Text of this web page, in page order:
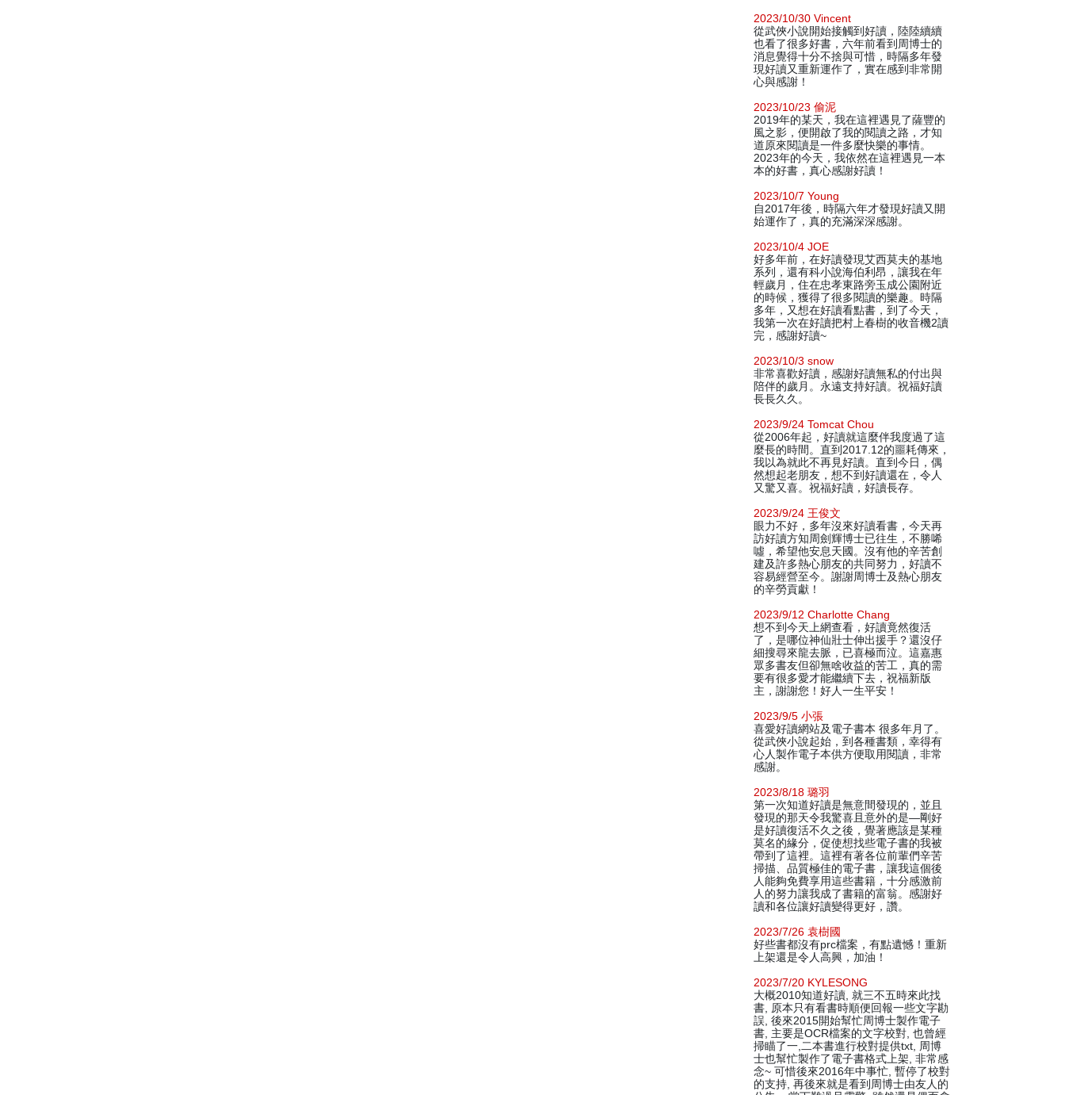
2023/10/30 Vincent
從武俠小說開始接觸到好讀，陸陸續續
也看了很多好書，六年前看到周博士的
消息覺得十分不捨與可惜，時隔多年發
現好讀又重新運作了，實在感到非常開
心與感謝！
2023/10/23 偷泥
2019年的某天，我在這裡遇見了薩豐的
風之影，便開啟了我的閱讀之路，才知
道原來閱讀是一件多麼快樂的事情。
2023年的今天，我依然在這裡遇見一本
本的好書，真心感謝好讀！
2023/10/7 Young
自2017年後，時隔六年才發現好讀又開
始運作了，真的充滿深深感謝。
2023/10/4 JOE
好多年前，在好讀發現艾西莫夫的基地
系列，還有科小說海伯利昂，讓我在年
輕歲月，住在忠孝東路旁玉成公園附近
的時候，獲得了很多閱讀的樂趣。時隔
多年，又想在好讀看點書，到了今天，
我第一次在好讀把村上春樹的收音機2讀
完，感謝好讀~
2023/10/3 snow
非常喜歡好讀，感謝好讀無私的付出與
陪伴的歲月。永遠支持好讀。祝福好讀
長長久久。
2023/9/24 Tomcat Chou
從2006年起，好讀就這麼伴我度過了這
麼長的時間。直到2017.12的噩耗傳來，
我以為就此不再見好讀。直到今日，偶
然想起老朋友，想不到好讀還在，令人
又驚又喜。祝福好讀，好讀長存。
2023/9/24 王俊文
眼力不好，多年沒來好讀看書，今天再
訪好讀方知周劍輝博士已往生，不勝唏
噓，希望他安息天國。沒有他的辛苦創
建及許多熱心朋友的共同努力，好讀不
容易經營至今。謝謝周博士及熱心朋友
的辛勞貢獻！
2023/9/12 Charlotte Chang
想不到今天上網查看，好讀竟然復活
了，是哪位神仙壯士伸出援手？還沒仔
細搜尋來龍去脈，已喜極而泣。這嘉惠
眾多書友但卻無啥收益的苦工，真的需
要有很多愛才能繼續下去，祝福新版
主，謝謝您！好人一生平安！
2023/9/5 小張
喜愛好讀網站及電子書本 很多年月了。
從武俠小說起始，到各種書類，幸得有
心人製作電子本供方便取用閱讀，非常
感謝。
2023/8/18 璐羽
第一次知道好讀是無意間發現的，並且
發現的那天令我驚喜且意外的是—剛好
是好讀復活不久之後，覺著應該是某種
莫名的緣分，促使想找些電子書的我被
帶到了這裡。這裡有著各位前輩們辛苦
掃描、品質極佳的電子書，讓我這個後
人能夠免費享用這些書籍，十分感激前
人的努力讓我成了書籍的富翁。感謝好
讀和各位讓好讀變得更好，讚。
2023/7/26 袁樹國
好些書都沒有prc檔案，有點遺憾！重新
上架還是令人高興，加油！
2023/7/20 KYLESONG
大概2010知道好讀, 就三不五時來此找
書, 原本只有看書時順便回報一些文字勘
誤, 後來2015開始幫忙周博士製作電子
書, 主要是OCR檔案的文字校對, 也曾經
掃瞄了一,二本書進行校對提供txt, 周博
士也幫忙製作了電子書格式上架, 非常感
念~ 可惜後來2016年中事忙, 暫停了校對
的支持, 再後來就是看到周博士由友人的